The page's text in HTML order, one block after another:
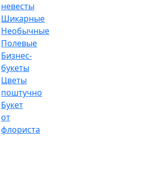
невесты
Шикарные
Необычные
Полевые
Бизнес-
букеты
Цветы
поштучно
Букет
от
флориста